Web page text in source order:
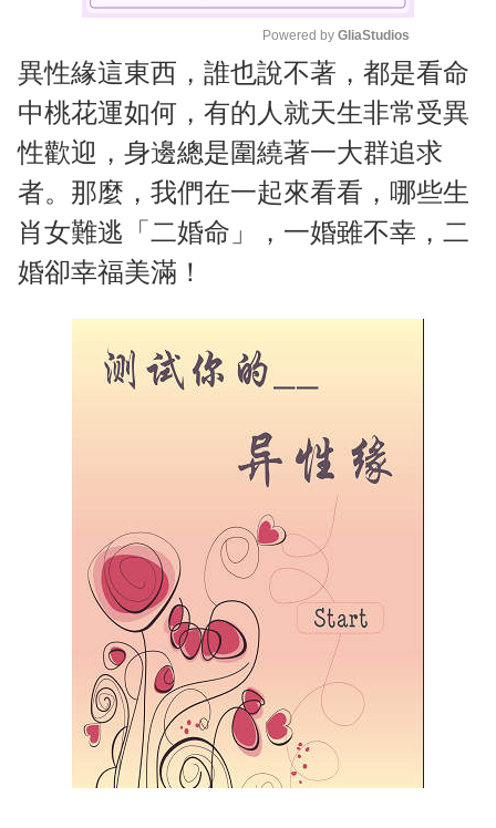
M
u
t
e
Powered by GliaStudios
異性緣這東西，誰也說不著，都是看命
中桃花運如何，有的人就天生非常受異
性歡迎，身邊總是圍繞著一大群追求
者。那麼，我們在一起來看看，哪些生
肖女難逃「二婚命」，一婚雖不幸，二
婚卻幸福美滿！